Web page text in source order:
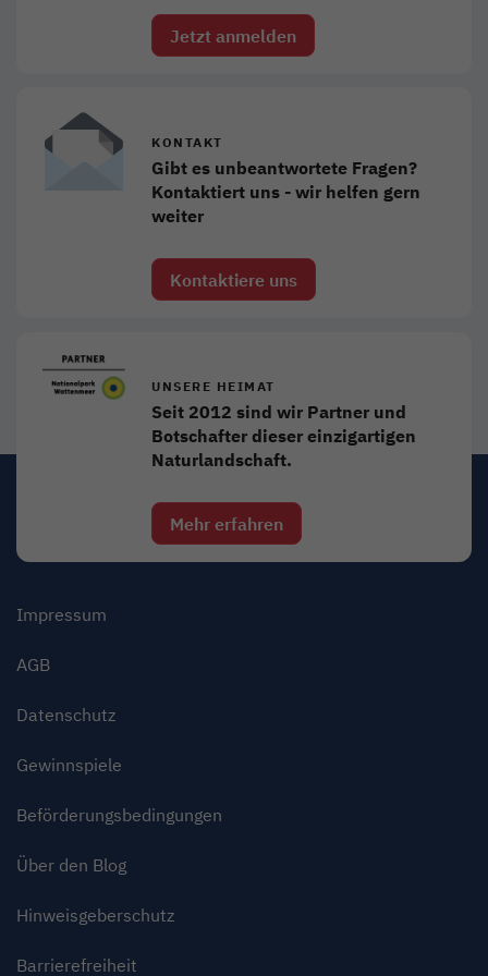
Jetzt anmelden
KONTAKT
Gibt es unbeantwortete Fragen?
Kontaktiert uns - wir helfen gern
weiter
Kontaktiere uns
UNSERE HEIMAT
Seit 2012 sind wir Partner und
Botschafter dieser einzigartigen
Naturlandschaft.
Mehr erfahren
Impressum
AGB
Datenschutz
Gewinnspiele
Beförderungsbedingungen
Über den Blog
Hinweisgeberschutz
Barrierefreiheit